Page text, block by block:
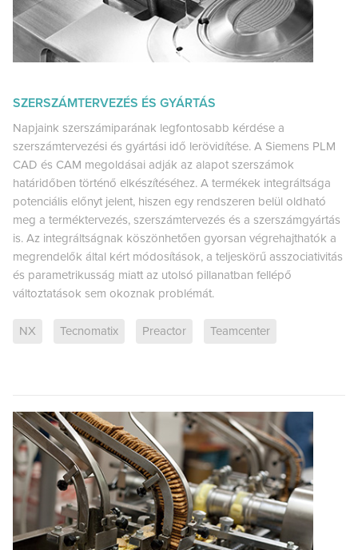
SZERSZÁMTERVEZÉS ÉS GYÁRTÁS
Napjaink szerszámiparának legfontosabb kérdése a
szerszámtervezési és gyártási idő lerövidítése. A Siemens PLM
CAD és CAM megoldásai adják az alapot szerszámok
határidőben történő elkészítéséhez. A termékek integráltsága
potenciális előnyt jelent, hiszen egy rendszeren belül oldható
meg a terméktervezés, szerszámtervezés és a szerszámgyártás
is. Az integráltságnak köszönhetően gyorsan végrehajthatók a
megrendelők által kért módosítások, a teljeskörű asszociativitás
és parametrikusság miatt az utolsó pillanatban fellépő
változtatások sem okoznak problémát.
NX Tecnomatix Preactor Teamcenter